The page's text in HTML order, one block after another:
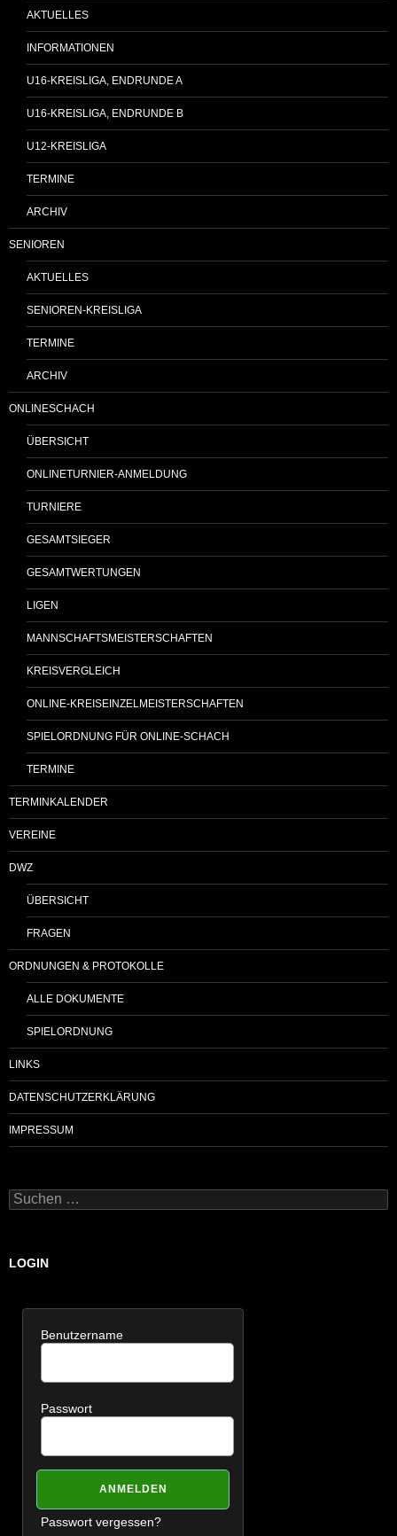
AKTUELLES
INFORMATIONEN
U16-KREISLIGA, ENDRUNDE A
U16-KREISLIGA, ENDRUNDE B
U12-KREISLIGA
TERMINE
ARCHIV
SENIOREN
AKTUELLES
SENIOREN-KREISLIGA
TERMINE
ARCHIV
ONLINESCHACH
ÜBERSICHT
ONLINETURNIER-ANMELDUNG
TURNIERE
GESAMTSIEGER
GESAMTWERTUNGEN
LIGEN
MANNSCHAFTSMEISTERSCHAFTEN
KREISVERGLEICH
ONLINE-KREISEINZELMEISTERSCHAFTEN
SPIELORDNUNG FÜR ONLINE-SCHACH
TERMINE
TERMINKALENDER
VEREINE
DWZ
ÜBERSICHT
FRAGEN
ORDNUNGEN & PROTOKOLLE
ALLE DOKUMENTE
SPIELORDNUNG
LINKS
DATENSCHUTZERKLÄRUNG
IMPRESSUM
Suchen
nach:
LOGIN
Benutzername
Passwort
Passwort vergessen?